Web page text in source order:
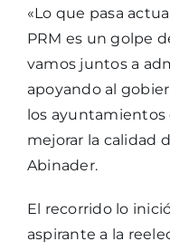
«Lo que pasa
PRM es un golpe
vamos juntos a
apoyando al
los ayuntamientos
mejorar la calidad
Abinader.
El recorrido lo
aspirante a la